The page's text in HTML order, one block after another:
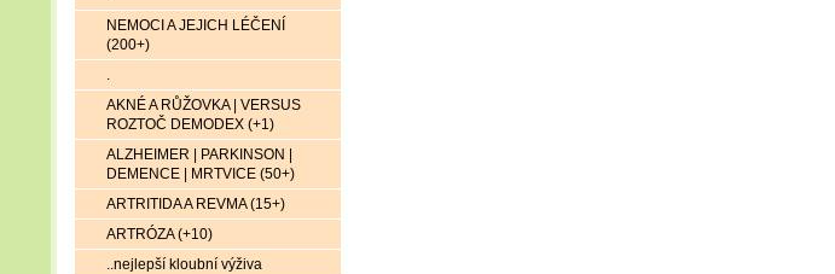
NEMOCI A JEJICH LÉČENÍ
(200+)
.
AKNÉ A RŮŽOVKA | VERSUS
ROZTOČ DEMODEX (+1)
ALZHEIMER | PARKINSON |
DEMENCE | MRTVICE (50+)
ARTRITIDA A REVMA (15+)
ARTRÓZA (+10)
..nejlepší kloubní výživa